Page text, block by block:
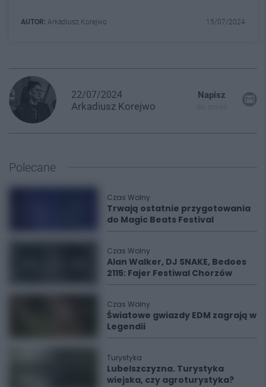
AUTOR: Arkadiusz Korejwo 15/07/2024
22/07/2024
Arkadiusz Korejwo
Napisz
Polecane
Czas Wolny
Trwają ostatnie przygotowania
do Magic Beats Festival
Czas Wolny
Alan Walker, DJ SNAKE, Bedoes
2115: Fajer Festiwal Chorzów
Czas Wolny
Światowe gwiazdy EDM zagrają w
Legendii
Turystyka
Lubelszczyzna. Turystyka
wiejska, czy agroturystyka?